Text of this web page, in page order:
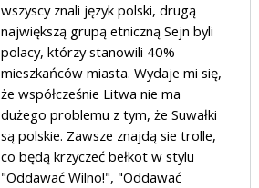
wszyscy znali język polski, drugą
największą grupą etniczną Sejn byli
polacy, którzy stanowili 40%
mieszkańców miasta. Wydaje mi się,
że współcześnie Litwa nie ma
dużego problemu z tym, że Suwałki
są polskie. Zawsze znajdą sie trolle,
co będą krzyczeć bełkot w stylu
"Oddawać Wilno!", "Oddawać